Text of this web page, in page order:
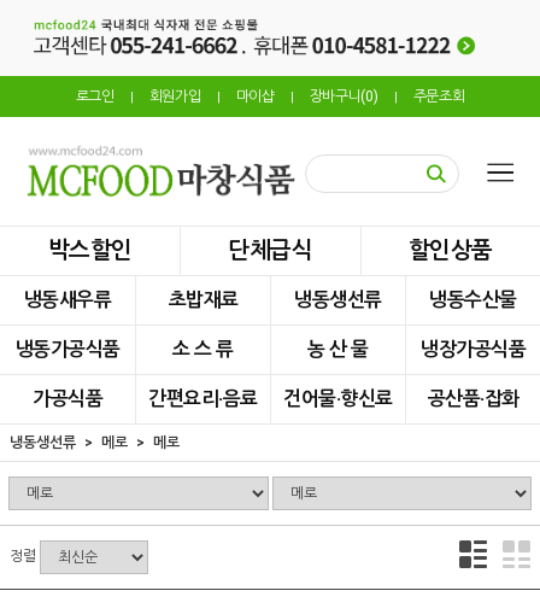
로그인 회원가입 마이샵 장바구니(0) 주문조회
박스할인 단체급식 할인상품
냉동새우류 초밥재료 냉동생선류 냉동수산물
냉동가공식품 소 스 류 농 산 물 냉장가공식품
가공식품 간편요리·음료 건어물·향신료 공산품·잡화
냉동생선류 메로 메로
정렬